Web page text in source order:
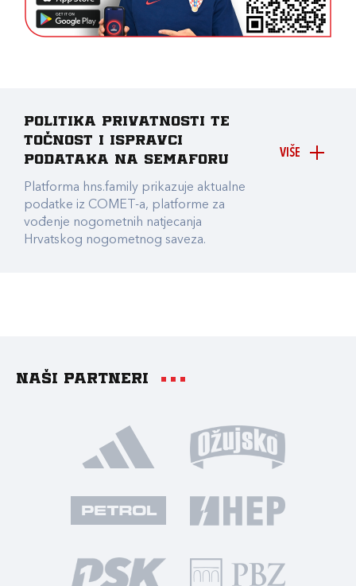
VIŠE
Politika privatnosti te
točnost i ispravci
podataka na Semaforu
Platforma hns.family prikazuje aktualne
podatke iz COMET-a, platforme za
vođenje nogometnih natjecanja
Hrvatskog nogometnog saveza.
Naši partneri